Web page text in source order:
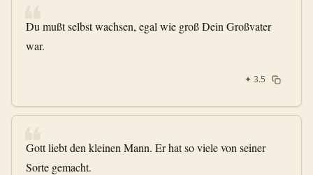
❝
Du mußt selbst wachsen, egal wie groß Dein Großvater
war.
✦ 3.5
❝
Gott liebt den kleinen Mann. Er hat so viele von seiner
Sorte gemacht.